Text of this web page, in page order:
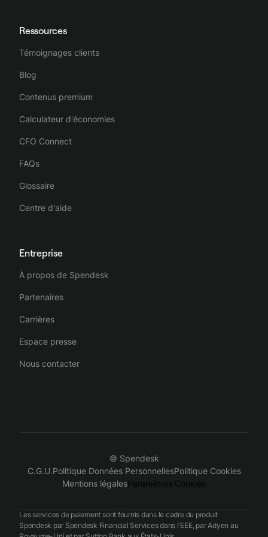
Ressources
Témoignages clients
Blog
Contenus premium
Calculateur d'économies
CFO Connect
FAQs
Glossaire
Centre d'aide
Entreprise
À propos de Spendesk
Partenaires
Carrières
Espace presse
Nous contacter
© Spendesk
C.G.U.Politique Données PersonnellesPolitique Cookies
Mentions légalesParamètres Cookies
Les services de paiement sont fournis dans le cadre du produit
Spendesk par Spendesk Financial Services dans l'EEE, par Adyen au